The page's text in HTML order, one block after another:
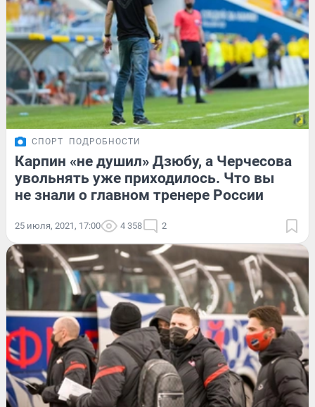
СПОРТ ПОДРОБНОСТИ
Карпин «не душил» Дзюбу, а Черчесова
увольнять уже приходилось. Что вы
не знали о главном тренере России
25 июля, 2021, 17:00 4 358 2